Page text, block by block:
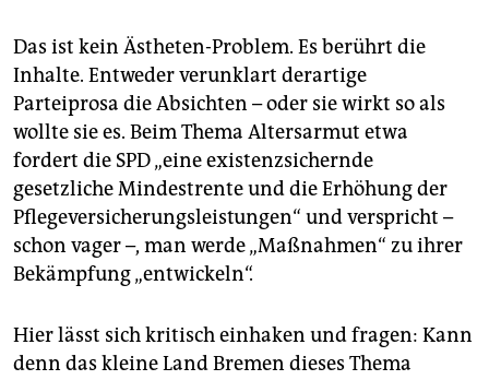
Das ist kein Ästheten-Problem. Es berührt die
Inhalte. Entweder verunklart derartige
Parteiprosa die Absichten – oder sie wirkt so als
wollte sie es. Beim Thema Altersarmut etwa
fordert die SPD „eine existenzsichernde
gesetzliche Mindestrente und die Erhöhung der
Pflegeversicherungsleistungen“ und verspricht –
schon vager –, man werde „Maßnahmen“ zu ihrer
Bekämpfung „entwickeln“.
Hier lässt sich kritisch einhaken und fragen: Kann
denn das kleine Land Bremen dieses Thema